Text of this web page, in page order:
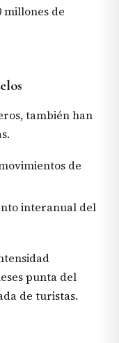
millones de
también han
de
interanual del
punta del
de turistas.